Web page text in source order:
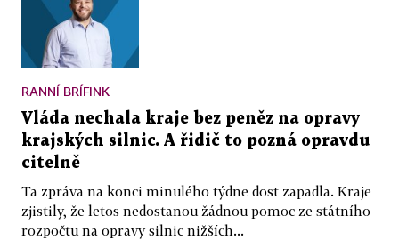
RANNÍ BRÍFINK
Vláda nechala kraje bez peněz na opravy
krajských silnic. A řidič to pozná opravdu
citelně
Ta zpráva na konci minulého týdne dost zapadla. Kraje
zjistily, že letos nedostanou žádnou pomoc ze státního
rozpočtu na opravy silnic nižších...